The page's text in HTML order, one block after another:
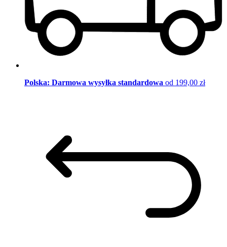
Polska: Darmowa wysyłka standardowa od 199,00 zł